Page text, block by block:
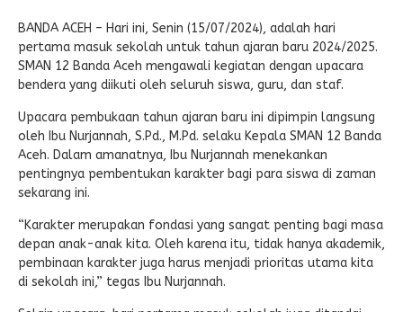
BANDA ACEH – Hari ini, Senin (15/07/2024), adalah hari
pertama masuk sekolah untuk tahun ajaran baru 2024/2025.
SMAN 12 Banda Aceh mengawali kegiatan dengan upacara
bendera yang diikuti oleh seluruh siswa, guru, dan staf.
Upacara pembukaan tahun ajaran baru ini dipimpin langsung
oleh Ibu Nurjannah, S.Pd., M.Pd. selaku Kepala SMAN 12 Banda
Aceh. Dalam amanatnya, Ibu Nurjannah menekankan
pentingnya pembentukan karakter bagi para siswa di zaman
sekarang ini.
“Karakter merupakan fondasi yang sangat penting bagi masa
depan anak-anak kita. Oleh karena itu, tidak hanya akademik,
pembinaan karakter juga harus menjadi prioritas utama kita
di sekolah ini,” tegas Ibu Nurjannah.